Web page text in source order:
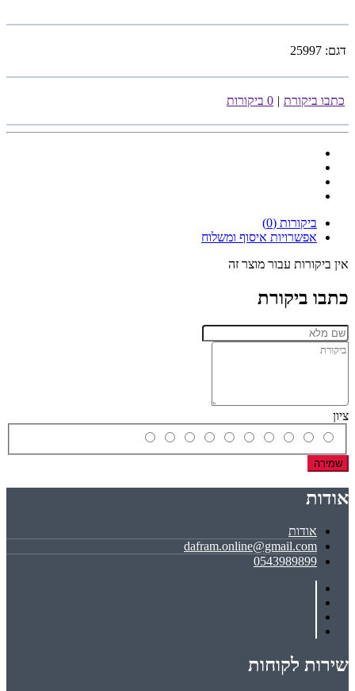
דגם: 25997
כתבו ביקורת | 0 ביקורות
ביקורות (0)
אפשרויות איסוף ומשלוח
אין ביקורות עבור מוצר זה
כתבו ביקורת
ציון
שמירה
אודות
אודות
dafram.online@gmail.com
0543989899
שירות לקוחות